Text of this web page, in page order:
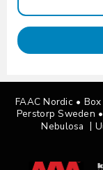
FAAC Nordic •
Perstorp Sweden •
Nebulosa |